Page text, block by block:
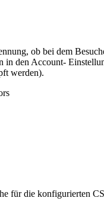
ob bei dem
in den Account-
werden).
für die konfigurierten